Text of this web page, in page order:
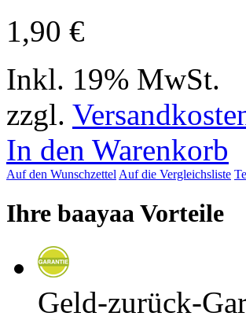
1,90 €
Inkl. 19% MwSt.
zzgl.
In den Warenkorb
Auf den Wunschzettel Auf die Vergleichsliste
Ihre baayaa Vorteile
Geld-zurück-